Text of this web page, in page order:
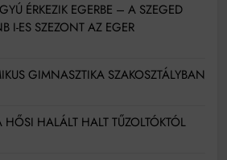
ÉRKEZIK EGERBE – A SZEGED
I-ES SZEZONT AZ EGER
GIMNASZTIKA SZAKOSZTÁLYBAN
HŐSI HALÁLT HALT TŰZOLTÓKTÓL